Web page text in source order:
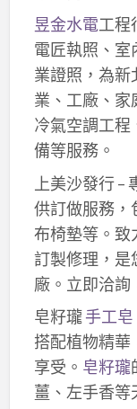
昱金水電工程
電匠執照、室
業證照，為新
業、工廠、家
冷氣空調工程
備等服務。
上美沙發行 –
供訂做服務，
布椅墊等。致
訂製修理，是
廠。立即洽詢
皂籽瓏手工皂
搭配植物精華
享受。 皂籽瓏
薑、左手香等